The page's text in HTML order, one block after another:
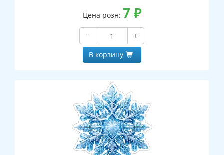
Цена розн: 7 ₽
−
+
В корзину